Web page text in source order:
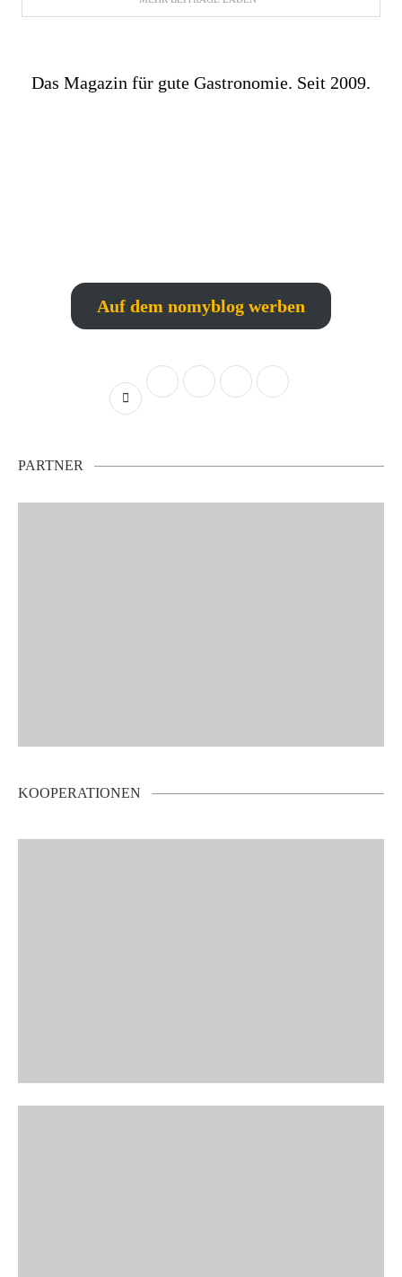
Das Magazin für gute Gastronomie. Seit 2009.
Auf dem nomyblog werben
PARTNER
KOOPERATIONEN